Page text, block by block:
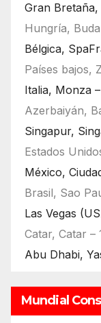
Gran
Hungría,
Bélgica,
Países bajos,
Italia, Monza
Azerbaiyán,
Singapur,
Estados
México,
Brasil, Sao
Las Vegas
Catar, Catar –
Abu Dhabi,
Mundial